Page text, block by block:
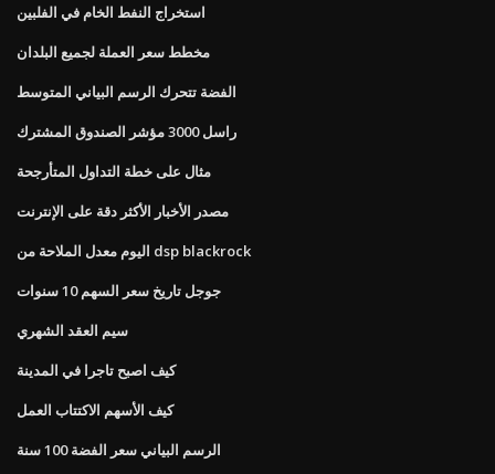
استخراج النفط الخام في الفلبين
مخطط سعر العملة لجميع البلدان
الفضة تتحرك الرسم البياني المتوسط
راسل 3000 مؤشر الصندوق المشترك
مثال على خطة التداول المتأرجحة
مصدر الأخبار الأكثر دقة على الإنترنت
اليوم معدل الملاحة من dsp blackrock
جوجل تاريخ سعر السهم 10 سنوات
سيم العقد الشهري
كيف اصبح تاجرا في المدينة
كيف الأسهم الاكتتاب العمل
الرسم البياني سعر الفضة 100 سنة